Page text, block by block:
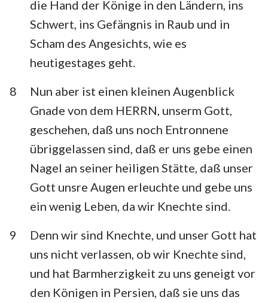
4
8
9 10
die Hand der Könige in den Ländern, ins
Schwert, ins Gefängnis in Raub und in
Scham des Angesichts, wie es
heutigestages geht.
8
Nun aber ist einen kleinen Augenblick
Gnade von dem HERRN, unserm Gott,
geschehen, daß uns noch Entronnene
übriggelassen sind, daß er uns gebe einen
Nagel an seiner heiligen Stätte, daß unser
Gott unsre Augen erleuchte und gebe uns
ein wenig Leben, da wir Knechte sind.
9
Denn wir sind Knechte, und unser Gott hat
uns nicht verlassen, ob wir Knechte sind,
und hat Barmherzigkeit zu uns geneigt vor
den Königen in Persien, daß sie uns das